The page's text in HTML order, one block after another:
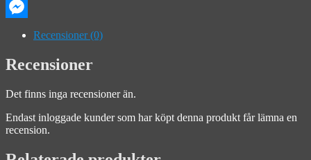
Email
Messenger
Recensioner (0)
Recensioner
Det finns inga recensioner än.
Endast inloggade kunder som har köpt denna produkt får lämna en
recension.